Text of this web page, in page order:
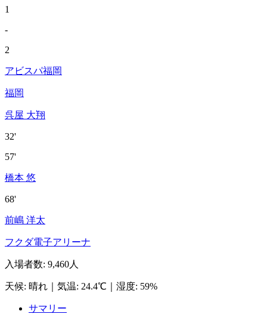
1
-
2
アビスパ福岡
福岡
呉屋 大翔
32'
57'
橋本 悠
68'
前嶋 洋太
フクダ電子アリーナ
入場者数: 9,460人
天候: 晴れ 気温: 24.4℃ 湿度: 59%
サマリー